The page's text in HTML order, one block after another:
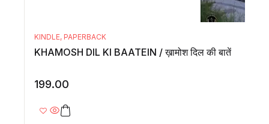
KINDLE, PAPERBACK
KHAMOSH DIL KI BAATEIN / ख़ामोश दिल की बातें
199.00